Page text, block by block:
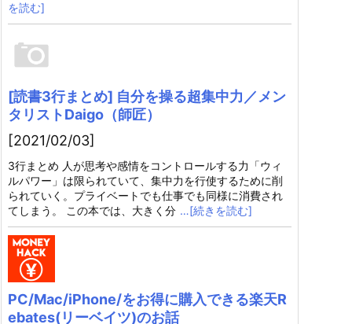
を読む]
[読書3行まとめ] 自分を操る超集中力／メン
タリストDaigo（師匠）
[2021/02/03]
3行まとめ 人が思考や感情をコントロールする力「ウィ
ルパワー」は限られていて、集中力を行使するために削
られていく。プライベートでも仕事でも同様に消費され
てしまう。 この本では、大きく分 …[続きを読む]
PC/Mac/iPhone/をお得に購入できる楽天R
ebates(リーベイツ)のお話